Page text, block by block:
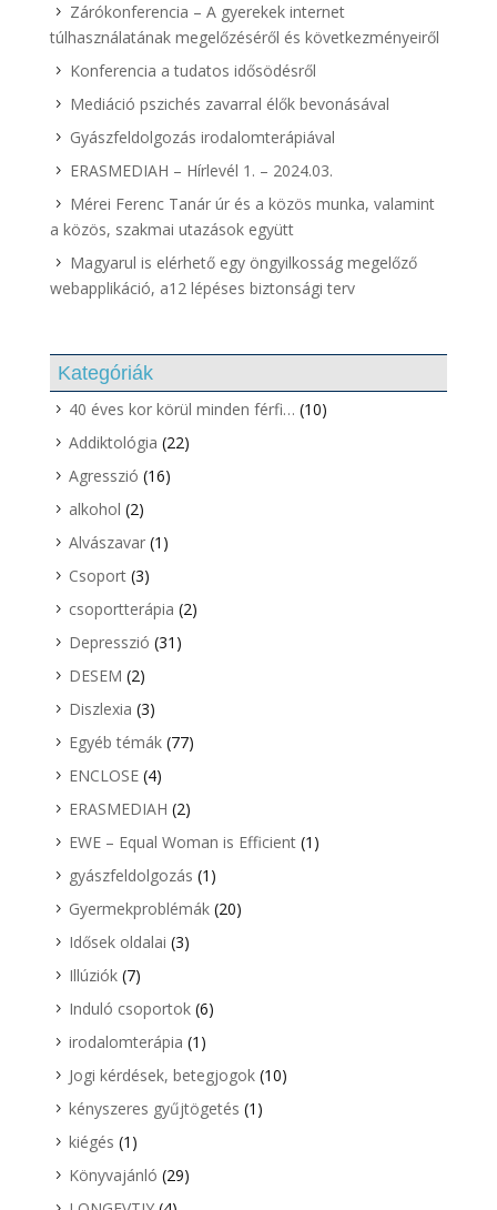
Zárókonferencia – A gyerekek internet
túlhasználatának megelőzéséről és következményeiről
Konferencia a tudatos idősödésről
Mediáció pszichés zavarral élők bevonásával
Gyászfeldolgozás irodalomterápiával
ERASMEDIAH – Hírlevél 1. – 2024.03.
Mérei Ferenc Tanár úr és a közös munka, valamint
a közös, szakmai utazások együtt
Magyarul is elérhető egy öngyilkosság megelőző
webapplikáció, a12 lépéses biztonsági terv
Kategóriák
40 éves kor körül minden férfi… (10)
Addiktológia (22)
Agresszió (16)
alkohol (2)
Alvászavar(1)
Csoport(3)
csoportterápia (2)
Depresszió (31)
DESEM (2)
Diszlexia (3)
Egyéb témák(77)
ENCLOSE(4)
ERASMEDIAH (2)
EWE – Equal Woman is Efficient(1)
gyászfeldolgozás (1)
Gyermekproblémák(20)
Idősek oldalai (3)
Illúziók(7)
Induló csoportok(6)
irodalomterápia (1)
Jogi kérdések, betegjogok(10)
kényszeres gyűjtögetés (1)
kiégés (1)
Könyvajánló (29)